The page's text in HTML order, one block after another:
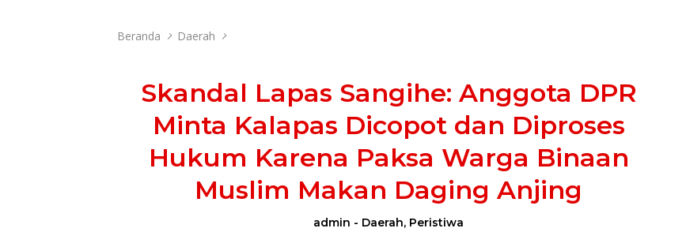
Beranda Daerah
Skandal Lapas Sangihe: Anggota DPR
Minta Kalapas Dicopot dan Diproses
Hukum Karena Paksa Warga Binaan
Muslim Makan Daging Anjing
admin - Daerah, Peristiwa